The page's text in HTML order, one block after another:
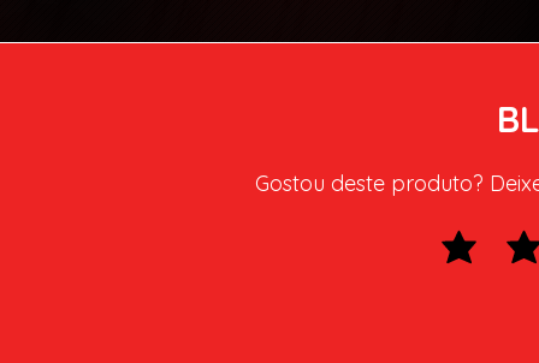
Gostou deste produto?